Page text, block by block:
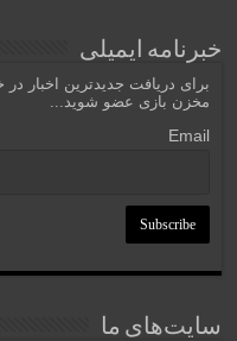
خبرنامه ایمیلی
برای دریافت جدیدترین اخبار در
مخزن بازی عضو شوید...
Email
سایت‌های ما